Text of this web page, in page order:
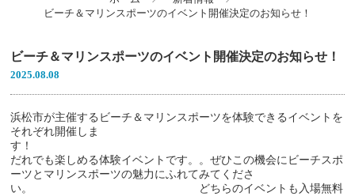
ビーチ＆マリンスポーツのイベント開催決定のお知らせ！
ビーチ＆マリンスポーツのイベント開催決定のお知らせ！
2025.08.08
浜松市が主催するビーチ＆マリンスポーツを体験できるイベントを
それぞれ開催しま
す
だれでも楽しめる体験イベントです。。ぜひこの機会にビーチスポ
ーツとマリンスポーツの魅力にふれてみてくださ
い。 どちらのイベントも入場無料